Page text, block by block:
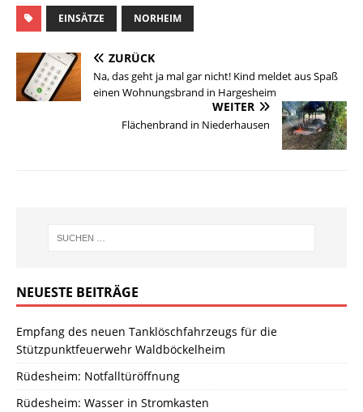
EINSÄTZE NORHEIM
ZURÜCK
Na, das geht ja mal gar nicht! Kind meldet aus Spaß
einen Wohnungsbrand in Hargesheim
WEITER
Flächenbrand in Niederhausen
NEUESTE BEITRÄGE
Empfang des neuen Tanklöschfahrzeugs für die
Stützpunktfeuerwehr Waldböckelheim
Rüdesheim: Notfalltüröffnung
Rüdesheim: Wasser in Stromkasten